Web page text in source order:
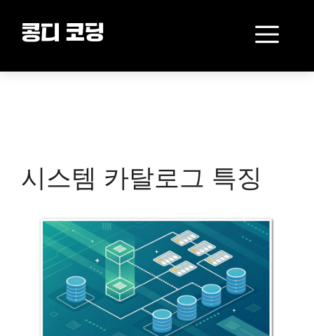
content콩디 코딩
시스템 카탈로그 특징